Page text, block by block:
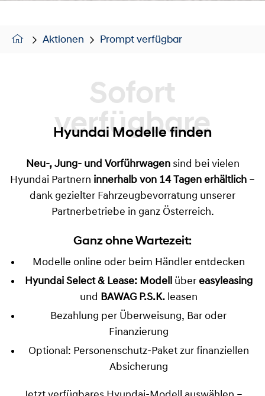
Aktionen Prompt verfügbar
Sofort verfügbare
Hyundai Modelle finden
Neu-, Jung- und Vorführwagensind bei vielen
Hyundai Partnern innerhalb von 14 Tagen erhältlich –
dank gezielter Fahrzeugbevorratung unserer
Partnerbetriebe in ganz Österreich.
Ganz ohne Wartezeit:
Modelle online oder beim Händler entdecken
Hyundai Select & Lease: Modell über easyleasing
und BAWAG P.S.K.leasen
Bezahlung per Überweisung, Bar oder
Finanzierung
Optional: Personenschutz-Paket zur finanziellen
Absicherung